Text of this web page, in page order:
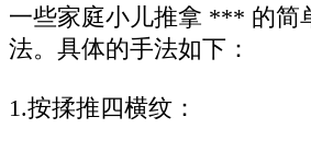
一些家庭小儿推拿 *** 的简
法。具体的手法如下：
1.按揉推四横纹：